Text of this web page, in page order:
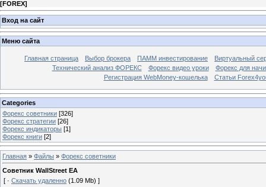
[FOREX]
Вход на сайт
Меню сайта
Главная страница Выбор брокера ПАММ инвестирование
Виртуальный
Технический анализ ФОРЕКС
Форекс видео уроки
Форекс для
Регистрация WebMoney-кошелька
Статьи
Categories
Форекс cоветники [326]
Форекс стратегии [26]
Форекс индикаторы [1]
Форекс книги [2]
Главная » Файлы » Форекс cоветники
Советник WallStreet EA
[ · Скачать удаленно (1.09 Mb) ]